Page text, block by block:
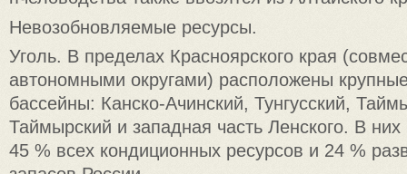
Невозобновляемые ресурсы.
Уголь. В пределах Красноярского края
автономными округами) расположены
бассейны: Канско-Ачинский, Тунгусский,
Таймырский и западная часть Ленского. В
45 % всех кондиционных ресурсов и 24 %